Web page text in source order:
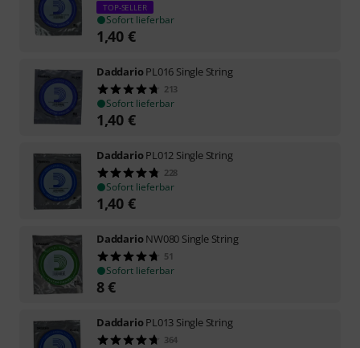
TOP-SELLER
Sofort lieferbar
1,40 €
DaddarioPL016 Single String
213
Sofort lieferbar
1,40 €
DaddarioPL012 Single String
228
Sofort lieferbar
1,40 €
DaddarioNW080 Single String
51
Sofort lieferbar
8€
DaddarioPL013 Single String
364